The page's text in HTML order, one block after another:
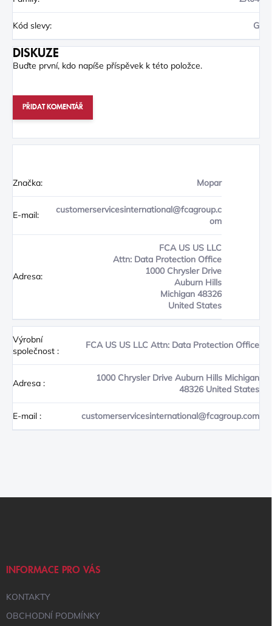
Kód slevy: G
DISKUZE
Buďte první, kdo napíše příspěvek k této položce.
PŘIDAT KOMENTÁŘ
Značka: Mopar
E-mail:
customerservicesinternational@fcagroup.c
om
Adresa:
FCA US US LLC
Attn: Data Protection Office
1000 Chrysler Drive
Auburn Hills
Michigan 48326
United States
Výrobní
společnost :
FCA US US LLC Attn: Data Protection Office
Adresa :
1000 Chrysler Drive Auburn Hills Michigan
48326 United States
E-mail : customerservicesinternational@fcagroup.com
INFORMACE PRO VÁS
KONTAKTY
OBCHODNÍ PODMÍNKY